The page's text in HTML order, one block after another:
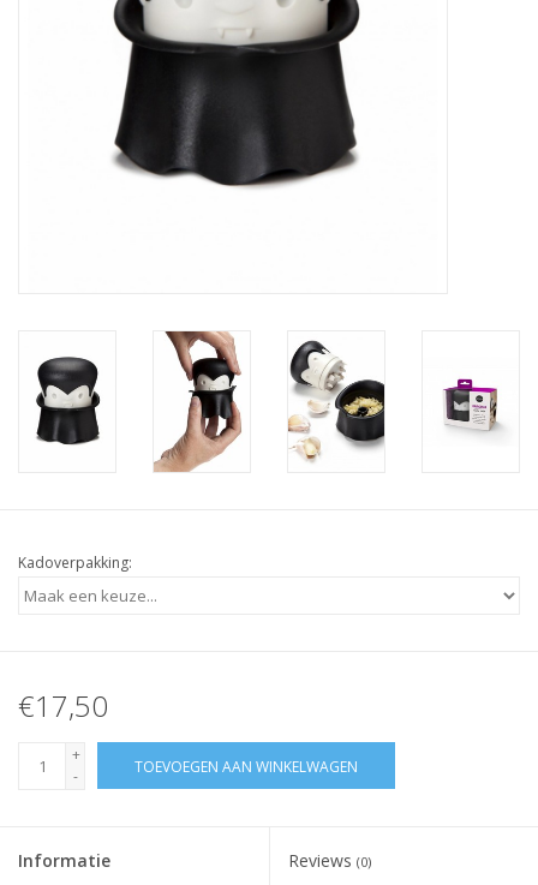
Kadoverpakking:
€17,50
+
-
TOEVOEGEN AAN WINKELWAGEN
Informatie Reviews (0)